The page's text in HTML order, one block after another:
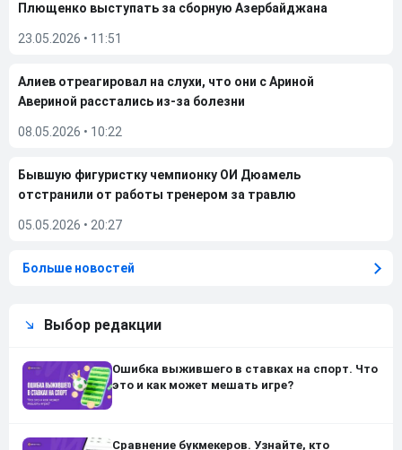
Плющенко выступать за сборную Азербайджана
23.05.2026 • 11:51
Алиев отреагировал на слухи, что они с Ариной
Авериной расстались из-за болезни
08.05.2026 • 10:22
Бывшую фигуристку чемпионку ОИ Дюамель
отстранили от работы тренером за травлю
05.05.2026 • 20:27
Больше новостей
Выбор редакции
Ошибка выжившего в ставках на спорт. Что
это и как может мешать игре?
Сравнение букмекеров. Узнайте, кто